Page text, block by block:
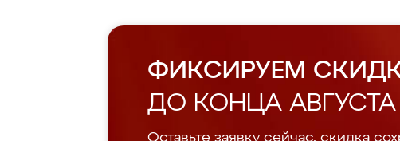
ФИКСИРУЕМ
ДО КОНЦА АВГУСТА
Оставьте заявку сейчас, скидка